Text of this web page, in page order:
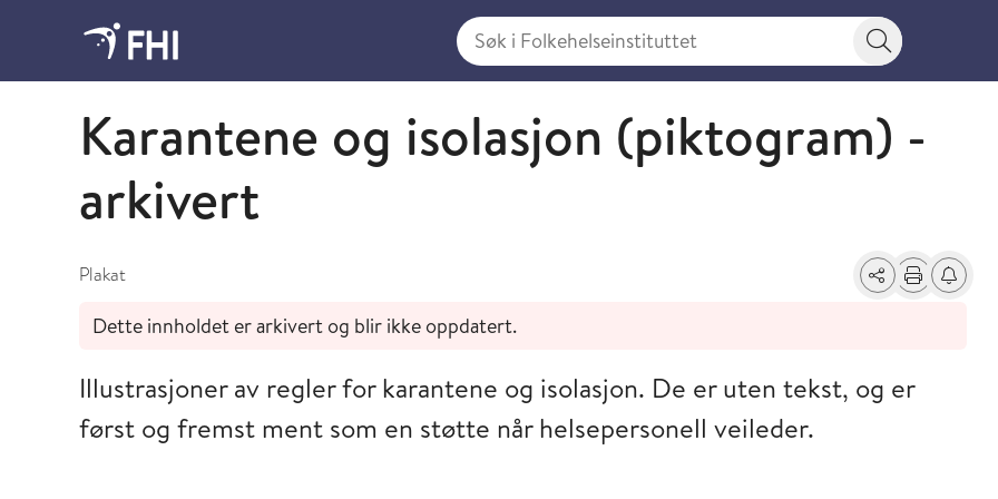
Søk i Folkehelseinstituttet
Søkeknapp
Koronaviruset - arkiverte publikasjoner
Karantene og isolasjon (piktogram) -
arkivert
Plakat Del Skriv ut
Få
Dette innholdet er arkivert og blir ikke oppdatert.
Illustrasjoner av regler for karantene og isolasjon. De er uten tekst, og er
først og fremst ment som en støtte når helsepersonell veileder.